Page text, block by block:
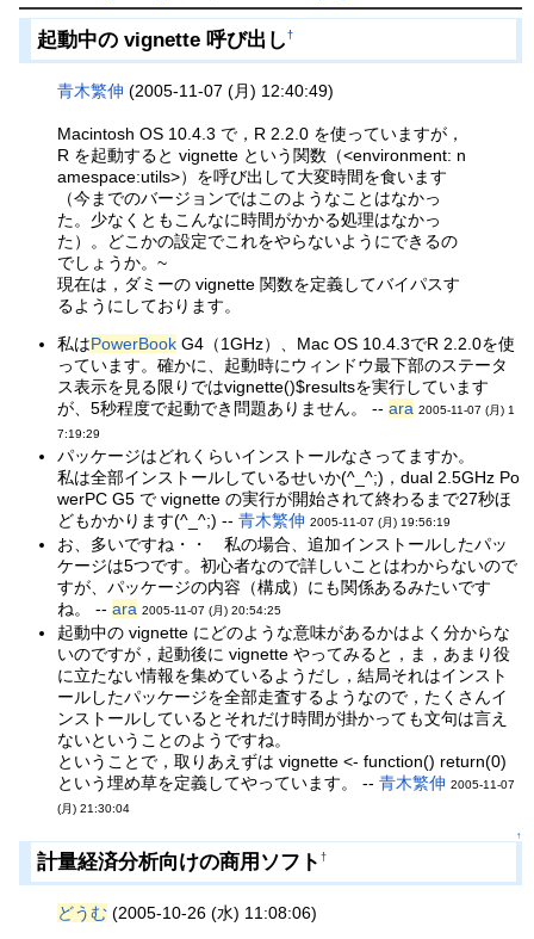
起動中の vignette 呼び出し†
青木繁伸 (2005-11-07 (月) 12:40:49)
Macintosh OS 10.4.3 で，R 2.2.0 を使っていますが，
R を起動すると vignette という関数（<environment: n
amespace:utils>）を呼び出して大変時間を食います
（今までのバージョンではこのようなことはなかっ
た。少なくともこんなに時間がかかる処理はなかっ
た）。どこかの設定でこれをやらないようにできるの
でしょうか。~
現在は，ダミーの vignette 関数を定義してバイパスす
るようにしております。
私はPowerBook G4（1GHz）、Mac OS 10.4.3でR 2.2.0を使
っています。確かに、起動時にウィンドウ最下部のステータ
ス表示を見る限りではvignette()$resultsを実行しています
が、5秒程度で起動でき問題ありません。 --ara 2005-11-07 (月) 1
7:19:29
パッケージはどれくらいインストールなさってますか。
私は全部インストールしているせいか(^_^;)，dual 2.5GHz Po
werPC G5 で vignette の実行が開始されて終わるまで27秒ほ
どもかかります(^_^;) --青木繁伸 2005-11-07 (月) 19:56:19
お、多いですね・・ 私の場合、追加インストールしたパッ
ケージは5つです。初心者なので詳しいことはわからないので
すが、パッケージの内容（構成）にも関係あるみたいです
ね。 --ara 2005-11-07 (月) 20:54:25
起動中の vignette にどのような意味があるかはよく分からな
いのですが，起動後に vignette やってみると，ま，あまり役
に立たない情報を集めているようだし，結局それはインスト
ールしたパッケージを全部走査するようなので，たくさんイ
ンストールしているとそれだけ時間が掛かっても文句は言え
ないということのようですね。
ということで，取りあえずは vignette <- function() return(0)
という埋め草を定義してやっています。 --青木繁伸 2005-11-07
(月) 21:30:04
↑
計量経済分析向けの商用ソフト†
どうむ (2005-10-26 (水) 11:08:06)